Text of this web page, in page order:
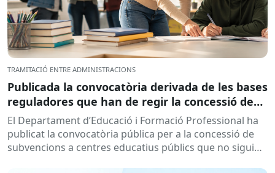
TRAMITACIÓ ENTRE ADMINISTRACIONS
Publicada la convocatòria derivada de les bases
reguladores que han de regir la concessió de
subvencions a centres educatius, per al
desenvolupament de programes de formació i
inserció, durant el curs 2026-2027
El Departament d’Educació i Formació Professional ha
publicat la convocatòria pública per a la concessió de
subvencions a centres educatius públics que no siguin